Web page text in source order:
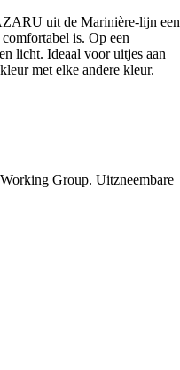
uit de Marinière-lijn een
is. Op een
licht. Ideaal voor uitjes aan
met elke andere kleur.
Group. Uitzneembare